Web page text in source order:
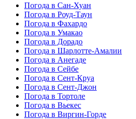
Погода в Сан-Хуан
Погода в Роуд-Таун
Погода в Фахардо
Погода в Умакао
Погода в Дорадо
Погода в Шарлотте-Амалии
Погода в Анегаде
Погода в Сейбе
Погода в Сент-Круа
Погода в Сент-Джон
Погода в Тортоле
Погода в Вьекес
Погода в Виргин-Горде